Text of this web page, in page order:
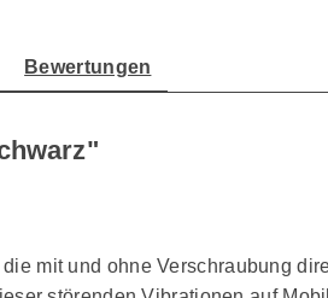
Bewertungen
mit und ohne Verschraubung